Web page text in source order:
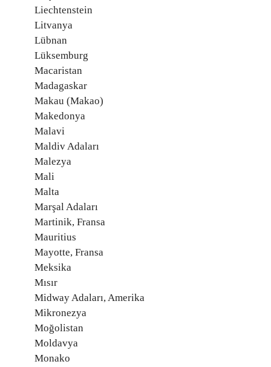
Liechtenstein
Litvanya
Lübnan
Lüksemburg
Macaristan
Madagaskar
Makau (Makao)
Makedonya
Malavi
Maldiv Adaları
Malezya
Mali
Malta
Marşal Adaları
Martinik, Fransa
Mauritius
Mayotte, Fransa
Meksika
Mısır
Midway Adaları, Amerika
Mikronezya
Moğolistan
Moldavya
Monako